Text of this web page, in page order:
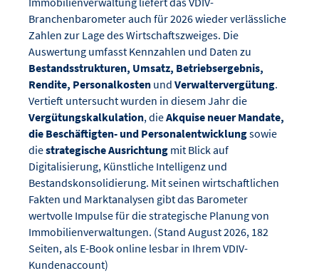
Branchenbarometer auch für 2026 wieder verlässliche
Zahlen zur Lage des Wirtschaftszweiges. Die
Auswertung umfasst Kennzahlen und Daten zu
Bestandsstrukturen, Umsatz, Betriebsergebnis,
Rendite, Personalkosten und Verwaltervergütung.
Vertieft untersucht wurden in diesem Jahr die
Vergütungskalkulation, dieAkquise neuer Mandate,
die Beschäftigten- und Personalentwicklungsowie
diestrategische Ausrichtung mit Blick auf
Digitalisierung, Künstliche Intelligenz und
Bestandskonsolidierung. Mit seinen wirtschaftlichen
Fakten und Marktanalysen gibt das Barometer
wertvolle Impulse für die strategische Planung von
Immobilienverwaltungen. (Stand August 2026, 182
Seiten, als E-Book online lesbar in Ihrem VDIV-
Kundenaccount)